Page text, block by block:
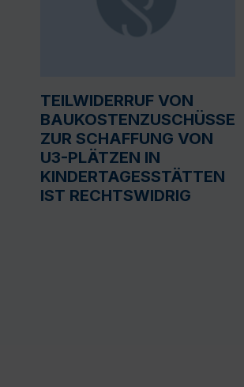
TEILWIDERRUF VON
BAUKOSTENZUSCHÜSSEN
ZUR SCHAFFUNG VON
U3-PLÄTZEN IN
KINDERTAGESSTÄTTEN
IST RECHTSWIDRIG